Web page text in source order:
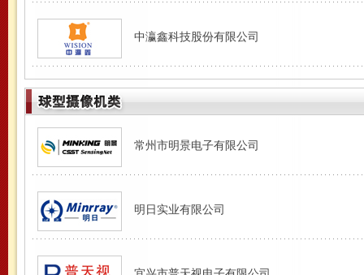
中瀛鑫科技股份有限公司
常州市明景电子有限公司
明日实业有限公司